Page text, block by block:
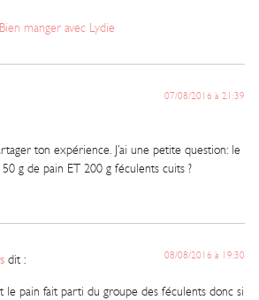
manger avec Lydie
07/08/2016 à 21:39
ton expérience. J’ai une petite question: le
g de pain ET 200 g féculents cuits ?
dit : 08/08/2016 à 19:30
le pain fait parti du groupe des féculents donc si